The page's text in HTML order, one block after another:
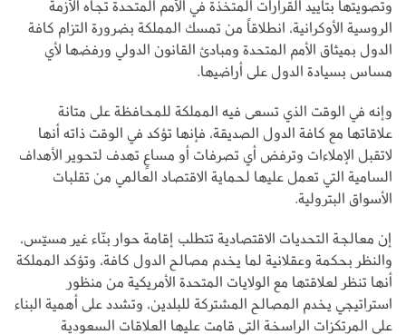
وتصويتها بتأييد القرارات المتخذة في الأمم المتحدة تجاه الأزمة
الروسية الأوكرانية، انطلاقاً من تمسك المملكة بضرورة التزام كافة
الدول بميثاق الأمم المتحدة ومبادئ القانون الدولي ورفضها لأي
مساس بسيادة الدول على أراضيها.
وإنه في الوقت الذي تسعى فيه المملكة للمحافظة على متانة
علاقاتها مع كافة الدول الصديقة، فإنها تؤكد في الوقت ذاته أنها
لاتقبل الإملاءات وترفض أي تصرفات أو مساعٍ تهدف لتحوير الأهداف
السامية التي تعمل عليها لحماية الاقتصاد العالمي من تقلبات
الأسواق البترولية.
إن معالجة التحديات الاقتصادية تتطلب إقامة حوار بنّاء غير مسيّس،
والنظر بحكمة وعقلانية لما يخدم مصالح الدول كافة، وتؤكد المملكة
أنها تنظر لعلاقتها مع الولايات المتحدة الأمريكية من منظور
استراتيجي يخدم المصالح المشتركة للبلدين، وتشدد على أهمية البناء
على المرتكزات الراسخة التي قامت عليها العلاقات السعودية